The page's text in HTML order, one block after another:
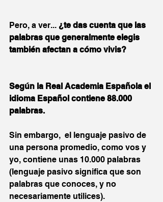
Pero, a ver... ¿te das cuenta que las
palabras que generalmente elegis
también afectan a cómo vivis?
Según la Real Academia Española el
idioma Español contiene 88.000
palabras.
Sin embargo,  el lenguaje pasivo de
una persona promedio, como vos y
yo, contiene unas 10.000 palabras
(lenguaje pasivo significa que son
palabras que conoces, y no
necesariamente utilices).